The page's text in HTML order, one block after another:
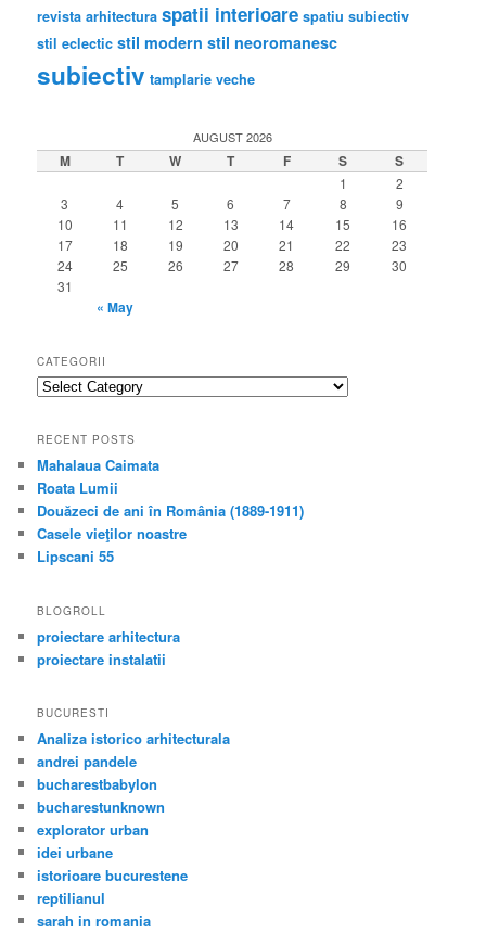
revista arhitectura spatii interioare spatiu subiectiv
stil eclectic stil modern stil neoromanesc
subiectiv tamplarie veche
AUGUST 2026
M T W T F S S
1
2
3
4 5 6 7 8
9
10
11 12 13 14 15
16
17
18 19 20 21 22
23
24
25 26 27 28 29
30
31
« May
CATEGORII
categorii
RECENT POSTS
Mahalaua Caimata
Roata Lumii
Douăzeci de ani în România (1889-1911)
Casele vieţilor noastre
Lipscani 55
BLOGROLL
proiectare arhitectura
proiectare instalatii
BUCURESTI
Analiza istorico arhitecturala
andrei pandele
bucharestbabylon
bucharestunknown
explorator urban
idei urbane
istorioare bucurestene
reptilianul
sarah in romania